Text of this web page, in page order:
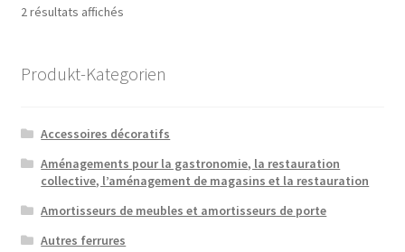
2 résultats affichésTrié
Produkt-Kategorien
Accessoires décoratifs
Aménagements pour la gastronomie, la restauration
collective, l’aménagement de magasins et la restauration
Amortisseurs de meubles et amortisseurs de porte
Autres ferrures